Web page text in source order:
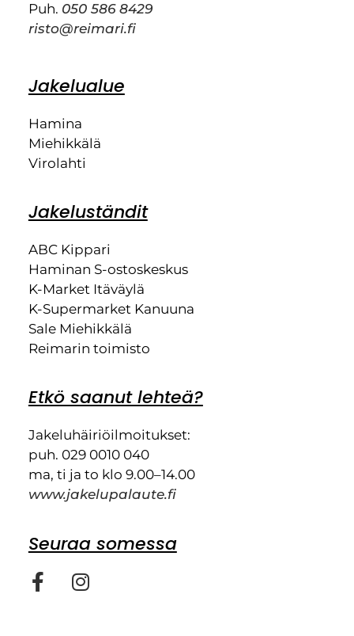
Puh. 050 586 8429
risto@reimari.fi
Jakelualue
Hamina
Miehikkälä
Virolahti
Jakeluständit
ABC Kippari
Haminan S-ostoskeskus
K-Market Itäväylä
K-Supermarket Kanuuna
Sale Miehikkälä
Reimarin toimisto
Etkö saanut lehteä?
Jakeluhäiriöilmoitukset:
puh. 029 0010 040
ma, ti ja to klo 9.00–14.00
www.jakelupalaute.fi
Seuraa somessa